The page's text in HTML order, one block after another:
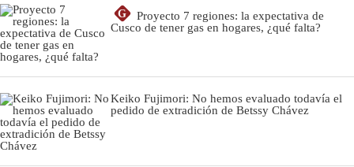
G
Proyecto 7 regiones: la expectativa de
Cusco de tener gas en hogares, ¿qué falta?
Keiko Fujimori: No hemos evaluado todavía el
pedido de extradición de Betssy Chávez